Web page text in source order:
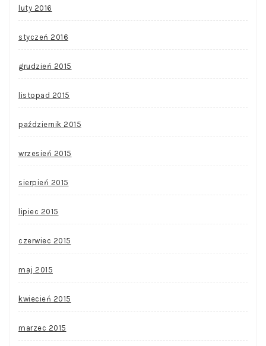
luty 2016
styczeń 2016
grudzień 2015
listopad 2015
październik 2015
wrzesień 2015
sierpień 2015
lipiec 2015
czerwiec 2015
maj 2015
kwiecień 2015
marzec 2015